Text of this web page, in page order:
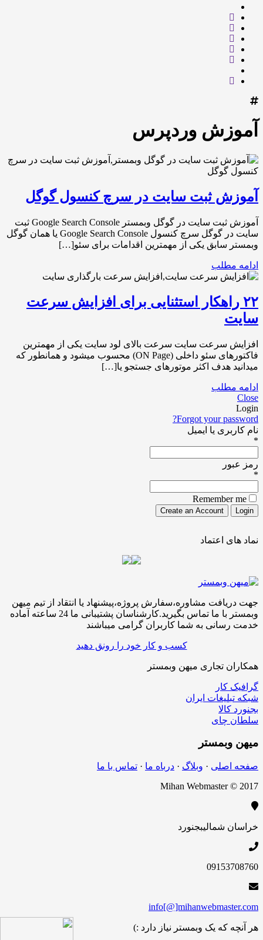
آموزش وردپرس
آموزش ثبت سایت در سرچ کنسول گوگل
آموزش ثبت سایت در گوگل وبمستر Google Search Console ثبت
سایت در گوگل سرچ کنسول Google Search Console یا همان گوگل
وبمستر سابق یکی از مهمترین اقدامات برای سئو[…]
ادامه مطلب
۲۲ راهکار استثنایی برای افزایش سرعت
سایت
افزایش سرعت سایت سرعت بالای لود سایت یکی از مهمترین
فاکتورهای سئو داخلی (ON Page) محسوب میشود و همانطور که
میدانید هدف اکثر موتورهای جستجو یا[…]
ادامه مطلب
Close
Login
Forgot your password?
نام کاربری یا ایمیل
*
رمز عبور
*
Remember me
نماد های اعتماد
جهت دریافت مشاوره،سفارش پروژه،پیشنهاد یا انتقاد از تیم میهن
وبمستر با ما تماس بگیرید.کارشناسان پشتیبانی ما 24 ساعته آماده
خدمت رسانی به شما کاربران گرامی میباشند
کسب و کار خود را رونق دهید
همکاران تجاری میهن وبمستر
گرافیک کار
شبکه تبلیغات ایران
بجنورد کالا
سلطان چای
میهن وبمستر
صفحه اصلی · وبلاگ · درباه ما · تماس با ما
Mihan Webmaster © 2017
خراسان شمالیبجنورد
09153708760
info[@]mihanwebmaster.com
هر آنچه که یک وبمستر نیاز دارد :)